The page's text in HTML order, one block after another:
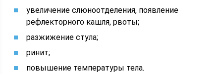
увеличение слюноотделения, появление
рефлекторного кашля, рвоты;
разжижение стула;
ринит;
повышение температуры тела.